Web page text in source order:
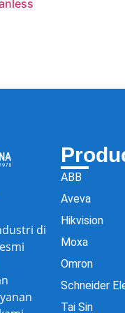
di
ABB
Aveva
Hikvision
Moxa
Omron
Schneider
Tai Sin